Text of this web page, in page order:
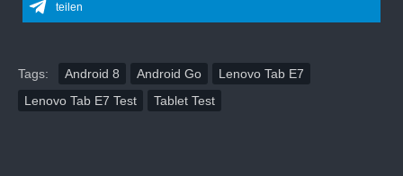
teilen
Tags: Android 8 Android Go
Lenovo Tab E7
Lenovo Tab E7 Test
Tablet Test